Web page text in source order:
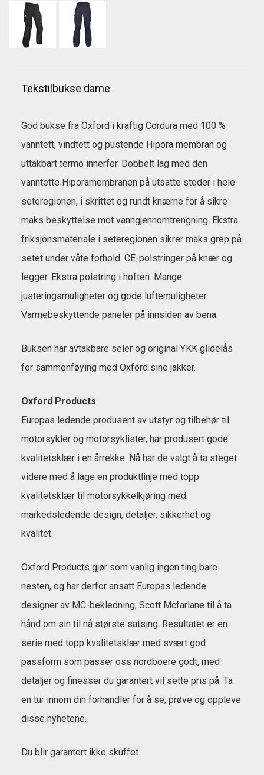
Tekstilbukse dame
God bukse fra Oxford i kraftig Cordura med 100 %
vanntett, vindtett og pustende Hipora membran og
uttakbart termo innerfor. Dobbelt lag med den
vanntette Hiporamembranen på utsatte steder i hele
seteregionen, i skrittet og rundt knærne for å sikre
maks beskyttelse mot vanngjennomtrengning. Ekstra
friksjonsmateriale i seteregionen sikrer maks grep på
setet under våte forhold. CE-polstringer på knær og
legger. Ekstra polstring i hoften. Mange
justeringsmuligheter og gode luftemuligheter.
Varmebeskyttende paneler på innsiden av bena.
Buksen har avtakbare seler og original YKK glidelås
for sammenføying med Oxford sine jakker.
Oxford Products
Europas ledende produsent av utstyr og tilbehør til
motorsykler og motorsyklister, har produsert gode
kvalitetsklær i en årrekke. Nå har de valgt å ta steget
videre med å lage en produktlinje med topp
kvalitetsklær til motorsykkelkjøring med
markedsledende design, detaljer, sikkerhet og
kvalitet.
Oxford Products gjør som vanlig ingen ting bare
nesten, og har derfor ansatt Europas ledende
designer av MC-bekledning, Scott Mcfarlane til å ta
hånd om sin til nå største satsing. Resultatet er en
serie med topp kvalitetsklær med svært god
passform som passer oss nordboere godt, med
detaljer og finesser du garantert vil sette pris på. Ta
en tur innom din forhandler for å se, prøve og oppleve
disse nyhetene.
Du blir garantert ikke skuffet.